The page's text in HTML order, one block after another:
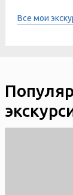
Все мои